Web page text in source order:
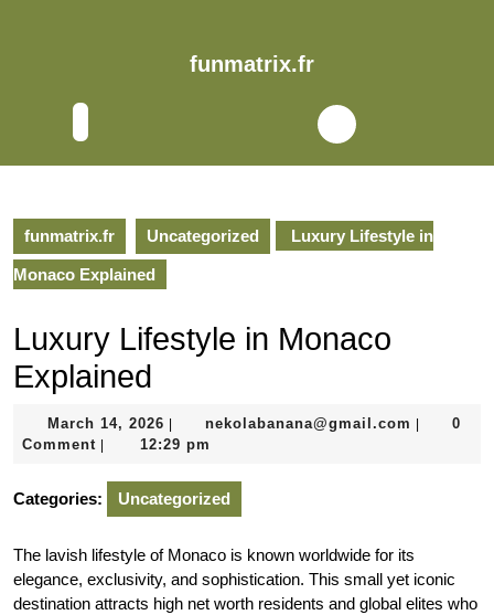
funmatrix.fr
funmatrix.fr Uncategorized Luxury Lifestyle in
Monaco Explained
Luxury Lifestyle in Monaco
Explained
March 14, 2026 March
14,
nekolabanana@gmail.com
0
Comment
12:29 pm
Categories: Uncategorized
The lavish lifestyle of Monaco is known worldwide for its
elegance, exclusivity, and sophistication. This small yet iconic
destination attracts high net worth residents and global elites who